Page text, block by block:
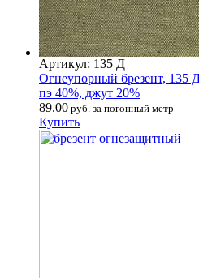
Артикул: 135 Д
Огнеупорный брезент, 135
пэ 40%, джут 20%
89.00 руб. за погонный метр
Купить